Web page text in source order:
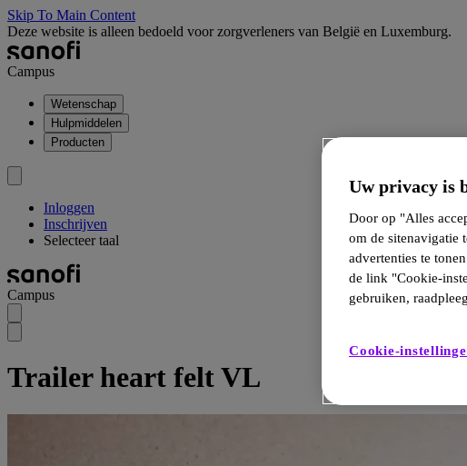
Skip To Main Content
Deze website is alleen bedoeld voor zorgverleners van België en Luxemburg.
Campus
Wetenschap
Hulpmiddelen
Producten
Inloggen
Inschrijven
Selecteer taal
Campus
Trailer heart felt VL
Uw privacy is
Door op "Alles
om de sitenavigatie
advertenties te
de link "Cookie-
gebruiken,
Cookie-